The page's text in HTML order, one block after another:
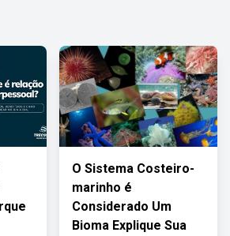
O Sistema Costeiro-
marinho é
Considerado Um
Bioma Explique Sua